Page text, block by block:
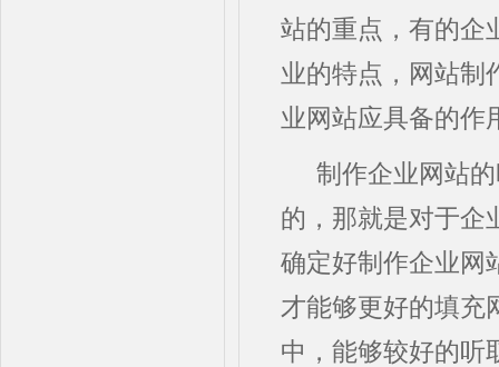
站的重点，有的企
业的特点，网站制
业网站应具备的作
制作企业网站
的，那就是对于企
确定好制作企业网
才能够更好的填充
中，能够较好的听